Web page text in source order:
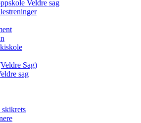
Veldre sag
Sag)
sag